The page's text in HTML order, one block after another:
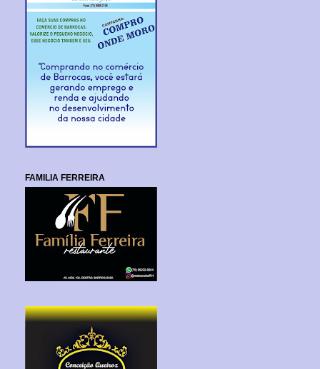
FAMILIA FERREIRA